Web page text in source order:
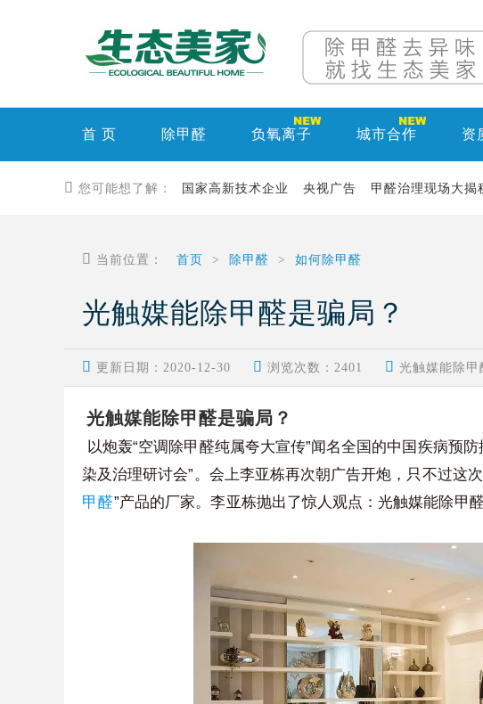
首 页 除甲醛 负氧离子 城市合作 资
 您可能想了解： 国家高新技术企业 央视广告 甲醛治理现场大揭
 当前位置： 首页 > 除甲醛 > 如何除甲醛
光触媒能除甲醛是骗局？
 更新日期：2020-12-30  浏览次数： 2401  光触媒能除甲
光触媒能除甲醛是骗局？
以炮轰“空调除甲醛纯属夸大宣传”闻名全国的中国疾病预
染及治理研讨会”。会上李亚栋再次朝广告开炮，只不过这
甲醛”产品的厂家。李亚栋抛出了惊人观点：光触媒能除甲